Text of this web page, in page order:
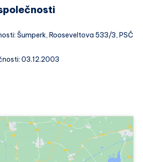
Šumperk, Rooseveltova 533/3, PSČ
03.12.2003